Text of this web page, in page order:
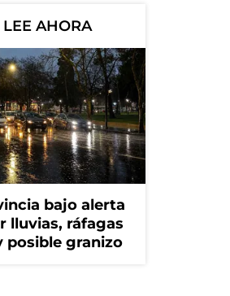
AHORA
bajo alerta
lluvias, ráfagas
posible granizo